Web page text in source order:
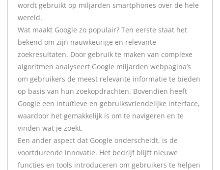
wordt gebruikt op miljarden smartphones over de hele
wereld.
Wat maakt Google zo populair? Ten eerste staat het
bekend om zijn nauwkeurige en relevante
zoekresultaten. Door gebruik te maken van complexe
algoritmen analyseert Google miljarden webpagina’s
om gebruikers de meest relevante informatie te bieden
op basis van hun zoekopdrachten. Bovendien heeft
Google een intuïtieve en gebruiksvriendelijke interface,
waardoor het gemakkelijk is om te navigeren en te
vinden wat je zoekt.
Een ander aspect dat Google onderscheidt, is de
voortdurende innovatie. Het bedrijf blijft nieuwe
functies en tools introduceren om gebruikers te helpen